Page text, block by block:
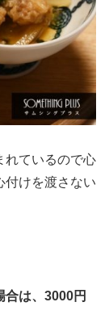
れているので心
付けを渡さない
合は、3000円